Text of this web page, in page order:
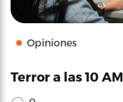
Opiniones
Terror a las 10 AM